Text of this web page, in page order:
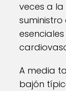
veces a
A media
bajón